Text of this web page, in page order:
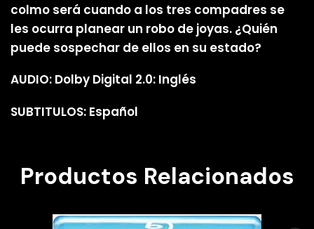
colmo será cuando a los tres compadres se
les ocurra planear un robo de joyas. ¿Quién
puede sospechar de ellos en su estado?
AUDIO: Dolby Digital 2.0: Inglés
SUBTITULOS: Español
Productos Relacionados